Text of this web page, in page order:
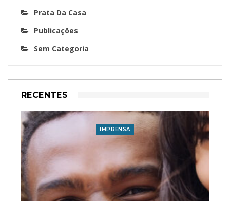
Prata Da Casa
Publicações
Sem Categoria
RECENTES
IMPRENSA